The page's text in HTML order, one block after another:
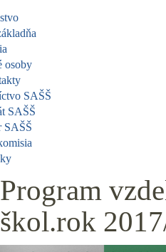
osoby
SAŠŠ
SAŠŠ
SAŠŠ
Program
škol.rok